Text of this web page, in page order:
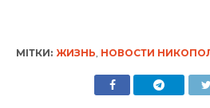
МІТКИ: ЖИЗНЬ НОВОСТИ